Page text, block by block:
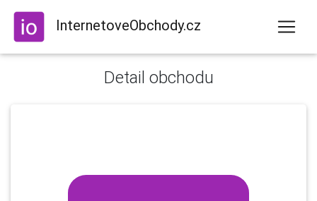
InternetoveObchody.cz
Detail obchodu